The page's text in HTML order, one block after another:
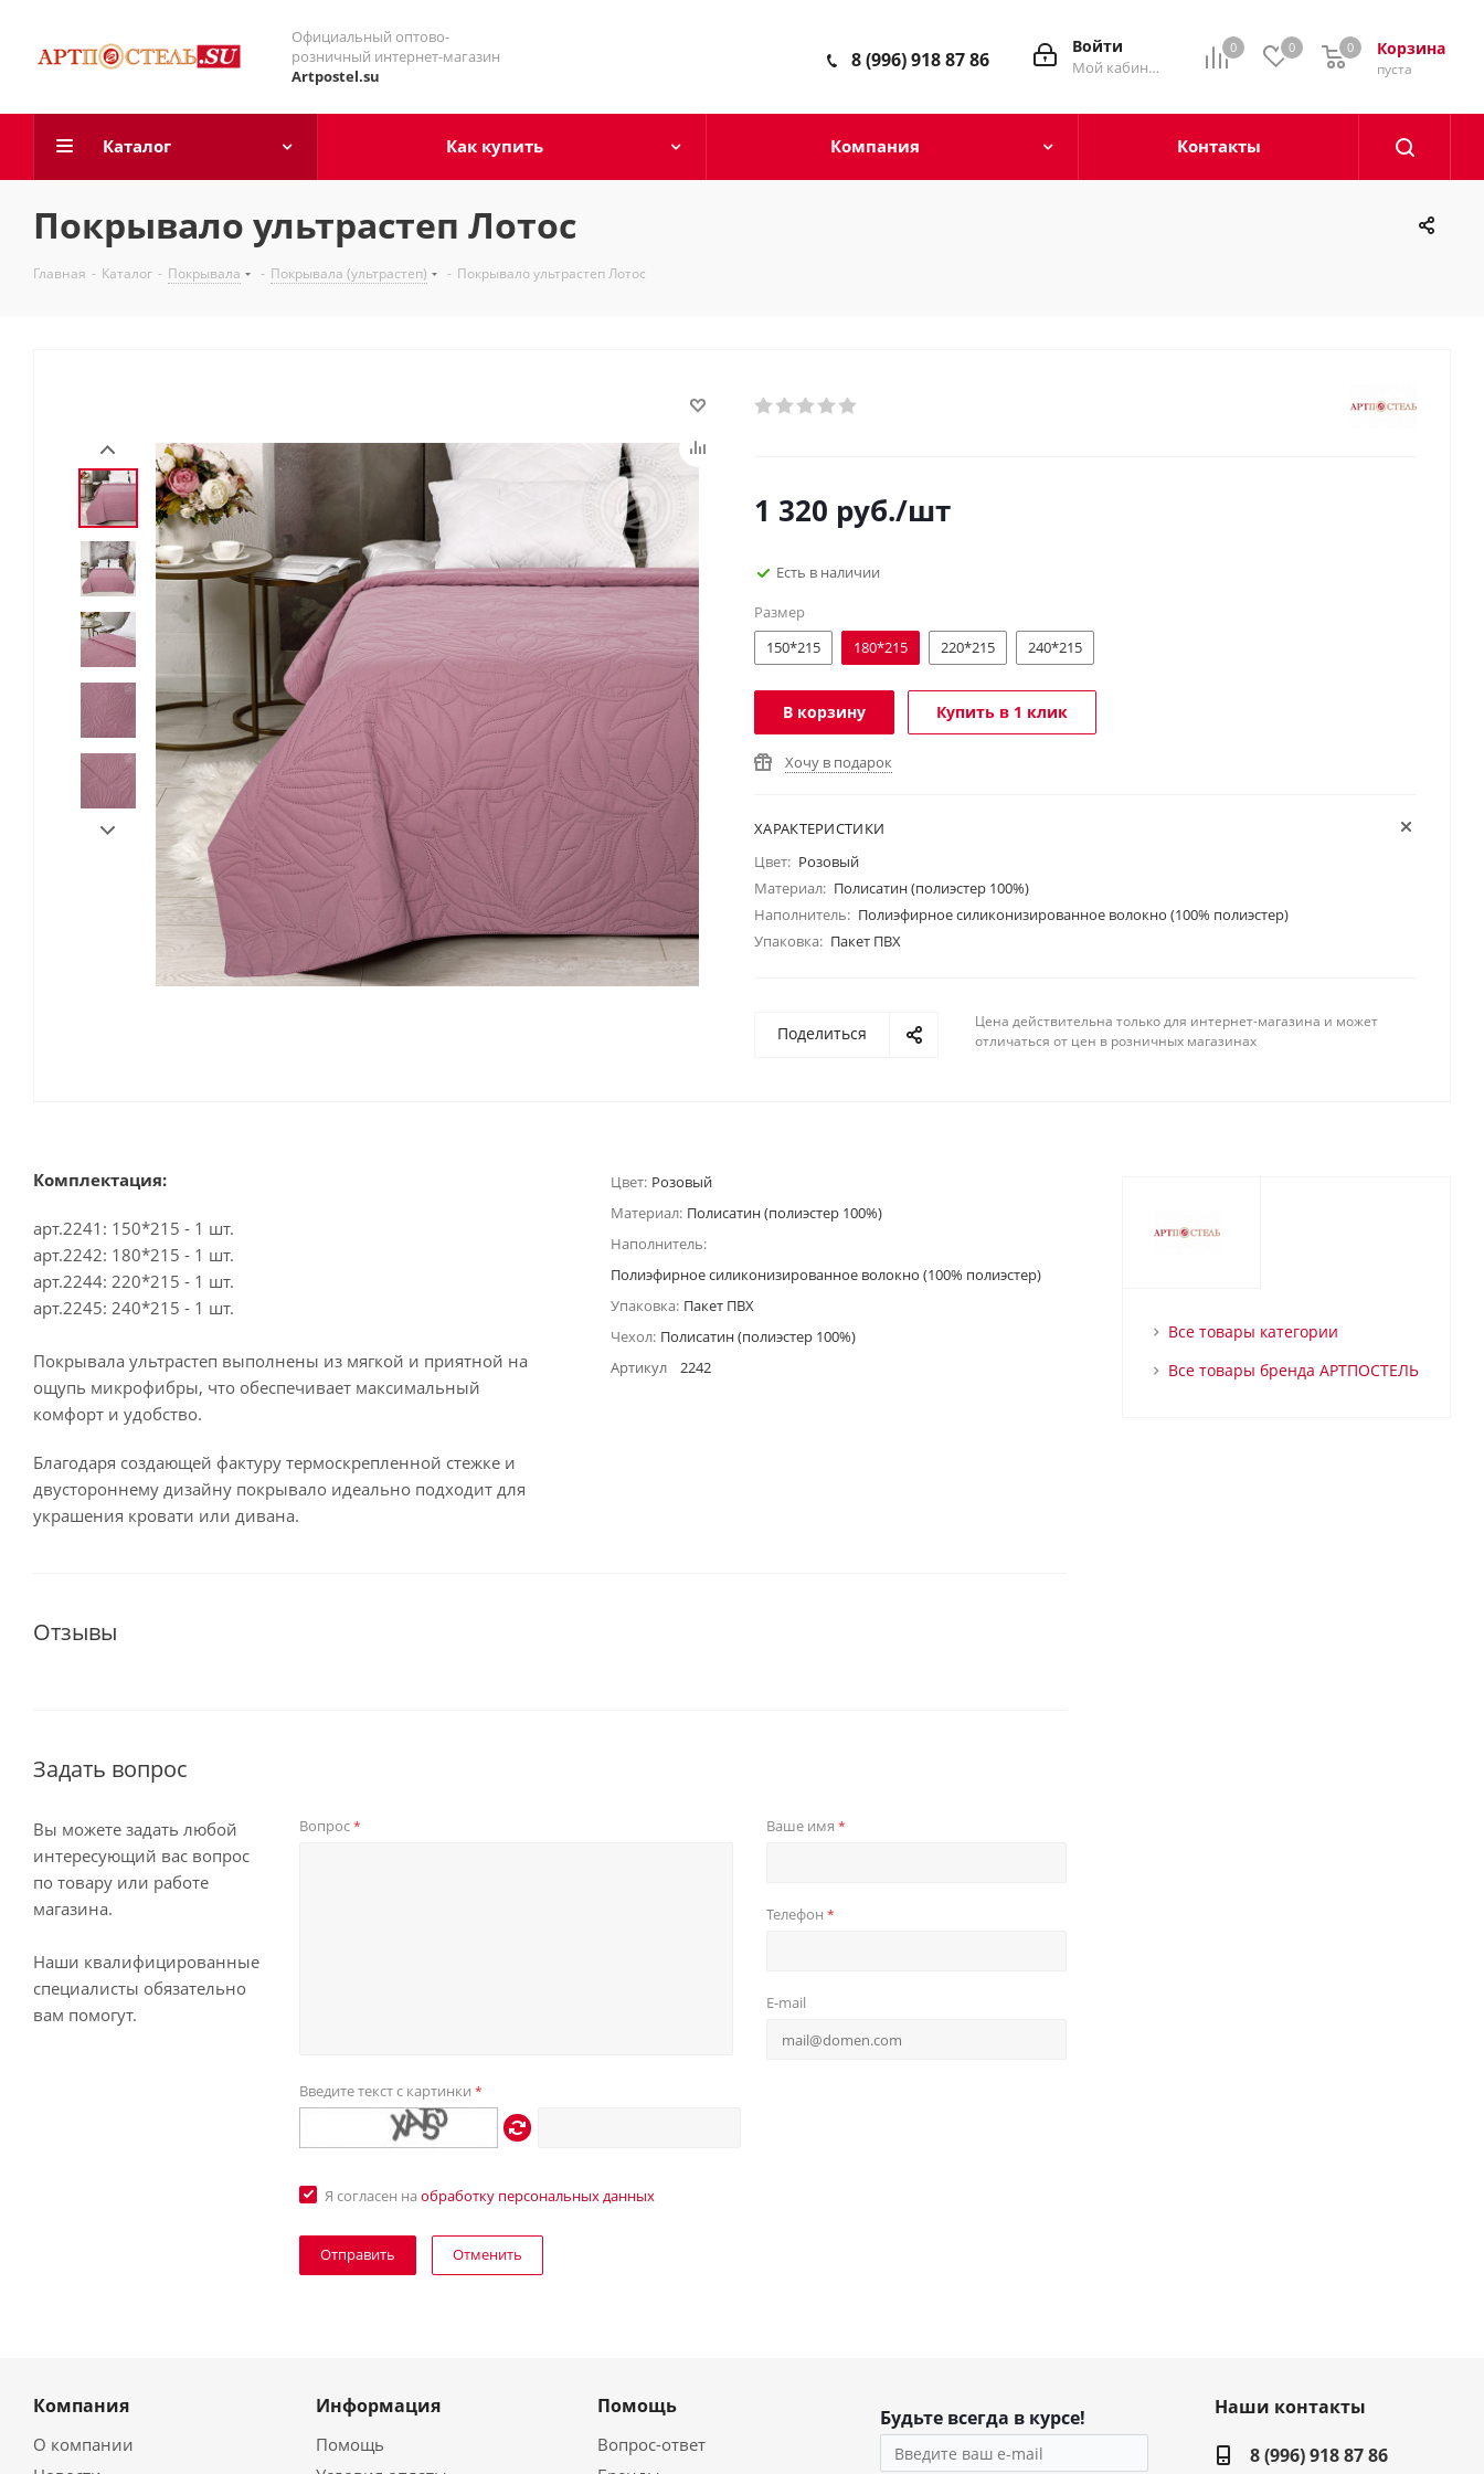
Официальный оптово-
розничный интернет-магазин
Artpostel.su
0 0 Корзина
0
пуста
0
Войти
Мой кабинет
8 (996) 918 87 86
Каталог Как купить Компания Контакты
Покрывало ультрастеп Лотос
Главная - Каталог - Покрывала - Покрывала (ультрастеп) - Покрывало ультрастеп Лотос
1 320 руб./шт
Есть в наличии
Размер
150*215
180*215 220*215 240*215
В корзину Купить в 1 клик
Хочу в подарок
ХАРАКТЕРИСТИКИ
Цвет: Розовый
Материал: Полисатин (полиэстер 100%)
Наполнитель: Полиэфирное силиконизированное волокно (100% полиэстер)
Упаковка: Пакет ПВХ
Поделиться
Цена действительна только для интернет-магазина и может
отличаться от цен в розничных магазинах
Комплектация:
арт.2241: 150*215 - 1 шт.
арт.2242: 180*215 - 1 шт.
арт.2244: 220*215 - 1 шт.
арт.2245: 240*215 - 1 шт.
Покрывала ультрастеп выполнены из мягкой и приятной на
ощупь микрофибры, что обеспечивает максимальный
комфорт и удобство.
Благодаря создающей фактуру термоскрепленной стежке и
двустороннему дизайну покрывало идеально подходит для
украшения кровати или дивана.
Цвет: Розовый
Материал: Полисатин (полиэстер 100%)
Наполнитель:
Полиэфирное силиконизированное волокно (100% полиэстер)
Упаковка: Пакет ПВХ
Чехол: Полисатин (полиэстер 100%)
Артикул
2242
Отзывы
Задать вопрос
Вы можете задать любой
интересующий вас вопрос
по товару или работе
магазина.
Наши квалифицированные
специалисты обязательно
вам помогут.
Вопрос* Ваше имя *
Телефон *
E-mail
Введите текст с картинки*
Я согласен наобработку персональных данных
Отменить
Все товары категории
Все товары бренда АРТПОСТЕЛЬ
Компания
О компании
Информация
Помощь
Помощь
Вопрос-ответ
Будьте всегда в курсе!
Наши контакты
8 (996) 918 87 86